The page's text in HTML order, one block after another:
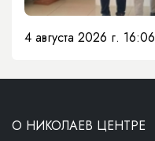
4 августа 2026 г. 16:06
О НИКОЛАЕВ ЦЕНТРЕ